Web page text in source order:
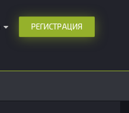
РЕГИСТРАЦИЯ